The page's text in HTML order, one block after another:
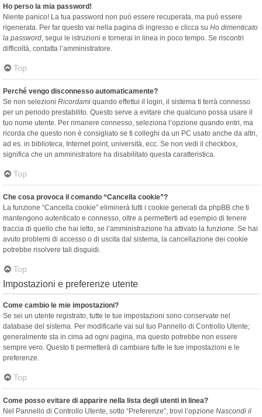
Ho perso la mia password!
Niente panico! La tua password non può essere recuperata, ma può essere
rigenerata. Per far questo vai nella pagina di ingresso e clicca su Ho dimenticato
la password, segui le istruzioni e tornerai in linea in poco tempo. Se riscontri
difficoltà, contatta l’amministratore.
Top
Perché vengo disconnesso automaticamente?
Se non selezioni Ricordami quando effettui il login, il sistema ti terrà connesso
per un periodo prestabilito. Questo serve a evitare che qualcuno possa usare il
tuo nome utente. Per rimanere connesso, seleziona l’opzione quando entri, ma
ricorda che questo non è consigliato se ti colleghi da un PC usato anche da altri,
ad es. in biblioteca, Internet point, università, ecc. Se non vedi il checkbox,
significa che un amministratore ha disabilitato questa caratteristica.
Top
Che cosa provoca il comando “Cancella cookie”?
La funzione “Cancella cookie” eliminerà tutti i cookie generati da phpBB che ti
mantengono autenticato e connesso, oltre a permetterti ad esempio di tenere
traccia di quello che hai letto, se l’amministrazione ha attivato la funzione. Se hai
avuto problemi di accesso o di uscita dal sistema, la cancellazione dei cookie
potrebbe risolvere tali disguidi.
Top
Impostazioni e preferenze utente
Come cambio le mie impostazioni?
Se sei un utente registrato, tutte le tue impostazioni sono conservate nel
database del sistema. Per modificarle vai sul tuo Pannello di Controllo Utente;
generalmente sta in cima ad ogni pagina, ma questo potrebbe non essere
sempre vero. Questo ti permetterà di cambiare tutte le tue impostazioni e le
preferenze.
Top
Come posso evitare di apparire nella lista degli utenti in linea?
Nel Pannello di Controllo Utente, sotto “Preferenze”, trovi l’opzione Nascondi il